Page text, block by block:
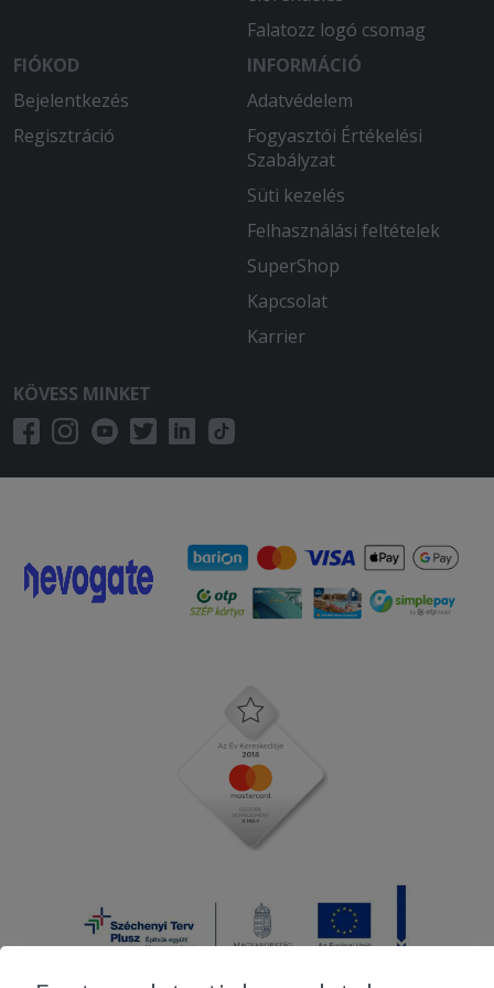
kímélték az ízektől. Mintha tésztát
ettem volna magába.
Minden rendben volt. az étel izletes. a
kiszállítás időben érkezett.
Minden rendben volt.
A görög gyümölcslevesről nem tudtam
eldönteni, hogy nagyon citrusos, vagy
meg van romolva, de ehetetlen volt.
Sajnálom. A többivel meg voltam
2025-06-14 - Donát:
Nem először rendelek innen, és
Falatozz logó csomag
FIÓKOD
Bejelentkezés
Regisztráció
INFORMÁCIÓ
Adatvédelem
Fogyasztói Értékelési
Szabályzat
Süti kezelés
Felhasználási feltételek
SuperShop
Kapcsolat
Karrier
KÖVESS MINKET